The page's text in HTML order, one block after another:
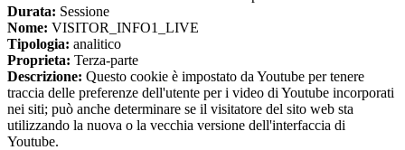
Durata: Sessione
Nome: VISITOR_INFO1_LIVE
Tipologia: analitico
Proprieta: Terza-parte
Descrizione: Questo cookie è impostato da Youtube per tenere
traccia delle preferenze dell'utente per i video di Youtube incorporati
nei siti; può anche determinare se il visitatore del sito web sta
utilizzando la nuova o la vecchia versione dell'interfaccia di
Youtube.